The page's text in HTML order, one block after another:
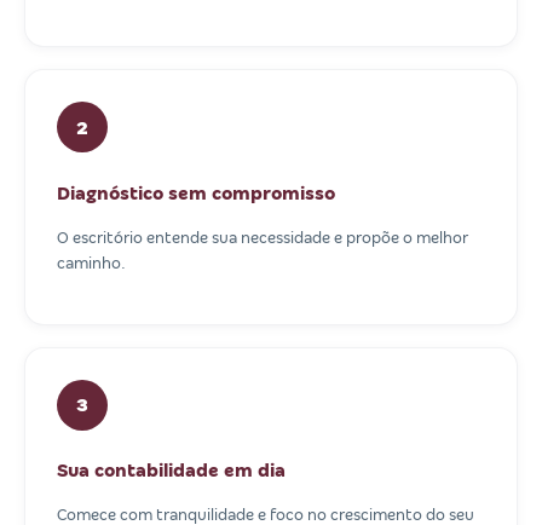
2
Diagnóstico sem compromisso
O escritório entende sua necessidade e propõe o melhor
caminho.
3
Sua contabilidade em dia
Comece com tranquilidade e foco no crescimento do seu